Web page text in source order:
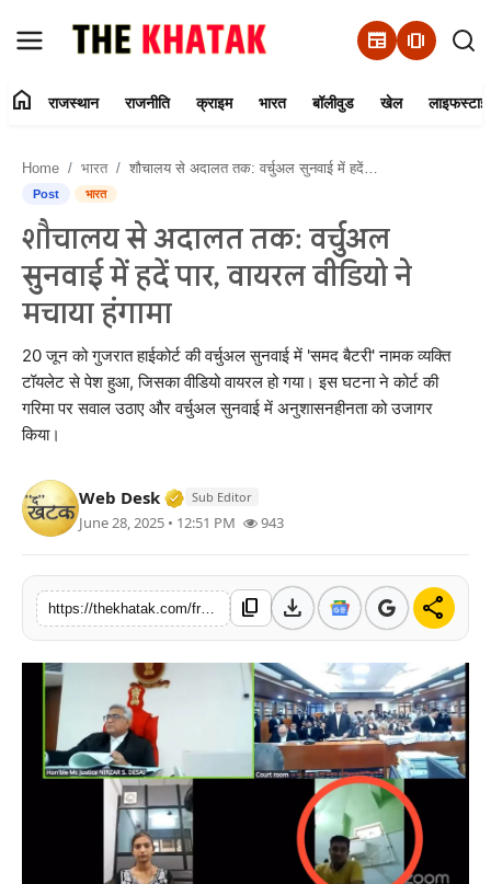
newspaper amp_stories
Contact Us
राजस्थान
राजनीति
क्राइम
भारत
खेल
लाइफस्टाइल
अंतर्राष्ट्रीय
home राजस्थान राजनीति क्राइम भारत बॉलीवुड खेल
Home भारत शौचालय से अदालत तक: वर्चुअल सुनवाई में हदें पार, वायरल वीडियो ने मचाया हंगामा
Post भारत
शौचालय से अदालत तक: वर्चुअल
सुनवाई में हदें पार, वायरल वीडियो ने
मचाया हंगामा
20 जून को गुजरात हाईकोर्ट की वर्चुअल सुनवाई में 'समद बैटरी' नामक व्यक्ति
टॉयलेट से पेश हुआ, जिसका वीडियो वायरल हो गया। इस घटना ने कोर्ट की
गरिमा पर सवाल उठाए और वर्चुअल सुनवाई में अनुशासनहीनता को उजागर
किया।
Web Desk Verified Media or Organization • 11
Sub Editor
June 28, 2025 • 12:51 PM 943
https://thekhatak.com/from-the-toilet-to-the-court-virtual-hearing-crosses-borders-viral-video-screams content_copy download share